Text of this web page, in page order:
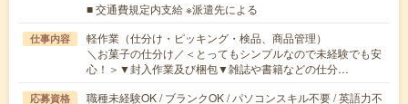
■ 交通費規定内支給 ※派遣先による
仕事内容
軽作業（仕分け・ピッキング・検品、商品管理）
＼お菓子の仕分け／＜とってもシンプルなので未経験でも安
心！＞▼封入作業及び梱包▼雑誌や書籍などの仕分…
応募資格 職種未経験OK / ブランクOK / パソコンスキル不要 / 英語力不